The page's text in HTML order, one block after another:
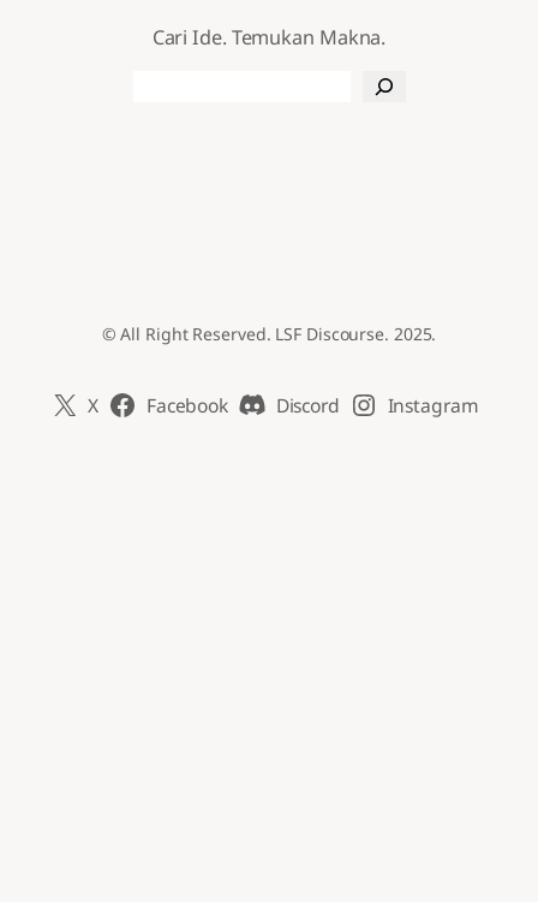
Cari Ide. Temukan Makna.
© All Right Reserved. LSF Discourse. 2025.
X Facebook Discord Instagram